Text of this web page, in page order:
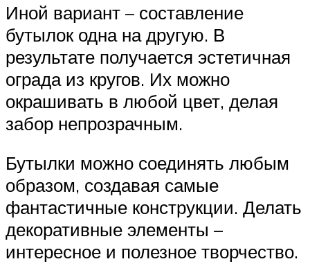
Иной вариант – составление
бутылок одна на другую. В
результате получается эстетичная
ограда из кругов. Их можно
окрашивать в любой цвет, делая
забор непрозрачным.
Бутылки можно соединять любым
образом, создавая самые
фантастичные конструкции. Делать
декоративные элементы –
интересное и полезное творчество.